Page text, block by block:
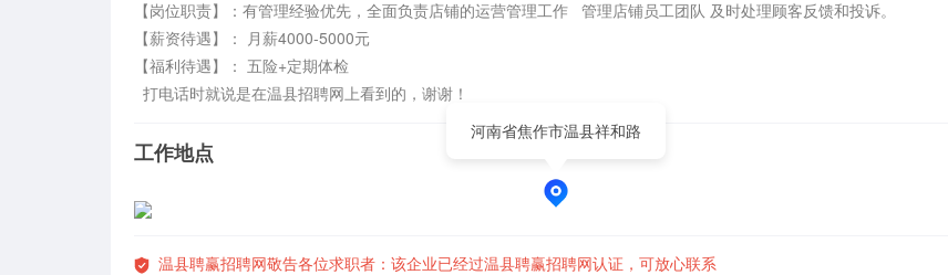
【岗位职责】：有管理经验优先，全面负责店铺的运营管理工作   管理店铺员工团队 及时处理顾客反馈和投诉。
【薪资待遇】： 月薪4000-5000元
【福利待遇】： 五险+定期体检
  打电话时就说是在温县招聘网上看到的，谢谢！
工作地点
河南省焦作市温县祥和路
温县聘赢招聘网敬告各位求职者：该企业已经过温县聘赢招聘网认证，可放心联系